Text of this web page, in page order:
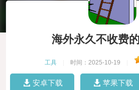
海外永久不收费
工具 时间：2025-10-19
安卓下载 苹果下载